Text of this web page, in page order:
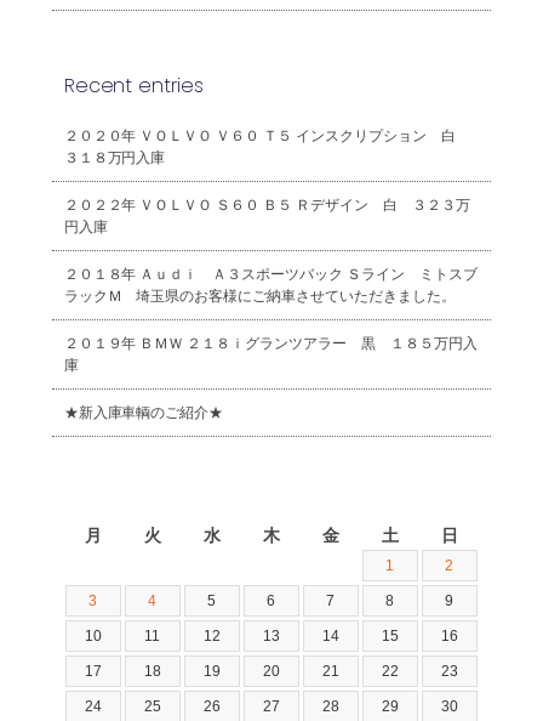
Recent entries
２０２０年 ＶＯＬＶＯ Ｖ６０ Ｔ５ インスクリプション 白
３１８万円入庫
２０２２年 ＶＯＬＶＯ Ｓ６０ Ｂ５ Ｒデザイン 白 ３２３万
円入庫
２０１８年 Ａｕｄｉ Ａ３スポーツバック Ｓライン ミトスブ
ラックＭ 埼玉県のお客様にご納車させていただきました。
２０１９年 ＢＭＷ ２１８ｉグランツアラー 黒 １８５万円入
庫
★新入庫車輌のご紹介★
月 火 水 木 金 土 日
1 2
3 4 5 6 7 8 9
10 11 12 13 14 15 16
17 18 19 20 21 22 23
24 25 26 27 28 29 30